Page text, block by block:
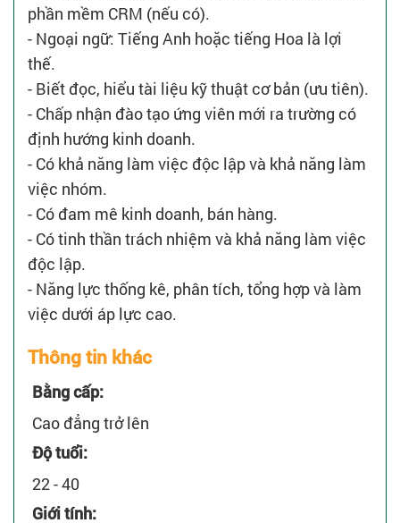
phần mềm CRM (nếu có).
- Ngoại ngữ: Tiếng Anh hoặc tiếng Hoa là lợi
thế.
- Biết đọc, hiểu tài liệu kỹ thuật cơ bản (ưu tiên).
- Chấp nhận đào tạo ứng viên mới ra trường có
định hướng kinh doanh.
- Có khả năng làm việc độc lập và khả năng làm
việc nhóm.
- Có đam mê kinh doanh, bán hàng.
- Có tinh thần trách nhiệm và khả năng làm việc
độc lập.
- Năng lực thống kê, phân tích, tổng hợp và làm
việc dưới áp lực cao.
Thông tin khác
Bằng cấp:
Cao đẳng trở lên
Độ tuổi:
22 - 40
Giới tính: